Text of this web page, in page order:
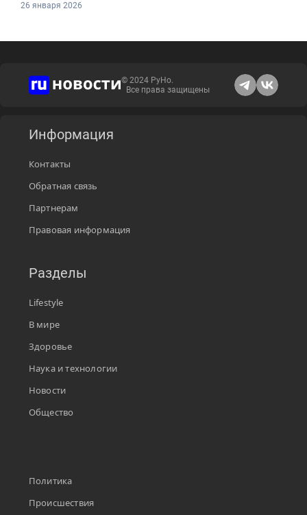
26 января 2026
© 2024 РуНо.
Все права защищены
Информация
Контакты
Обратная связь
Партнерам
Правовая информация
Разделы
Lifestyle
В мире
Здоровье
Наука и технологии
Новости
Общество
Политика
Происшествия